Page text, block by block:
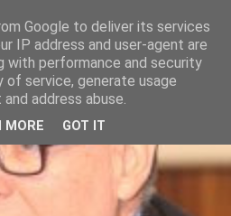
Google to deliver its services
IP address and user-agent are
with performance and security
service, generate usage
address abuse.
MORE GOT IT